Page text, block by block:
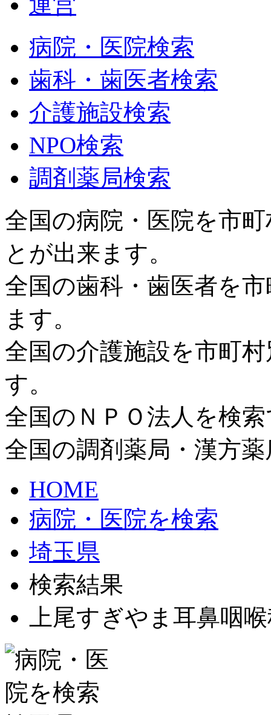
病院・医院検索
歯科・歯医者検索
介護施設検索
NPO検索
調剤薬局検索
全国の病院・医院を市
とが出来ます。
全国の歯科・歯医者を
ます。
全国の介護施設を市町
す。
全国のＮＰＯ法人を検
全国の調剤薬局・漢方
HOME
病院・医院を検索
埼玉県
検索結果
上尾すぎやま耳鼻咽